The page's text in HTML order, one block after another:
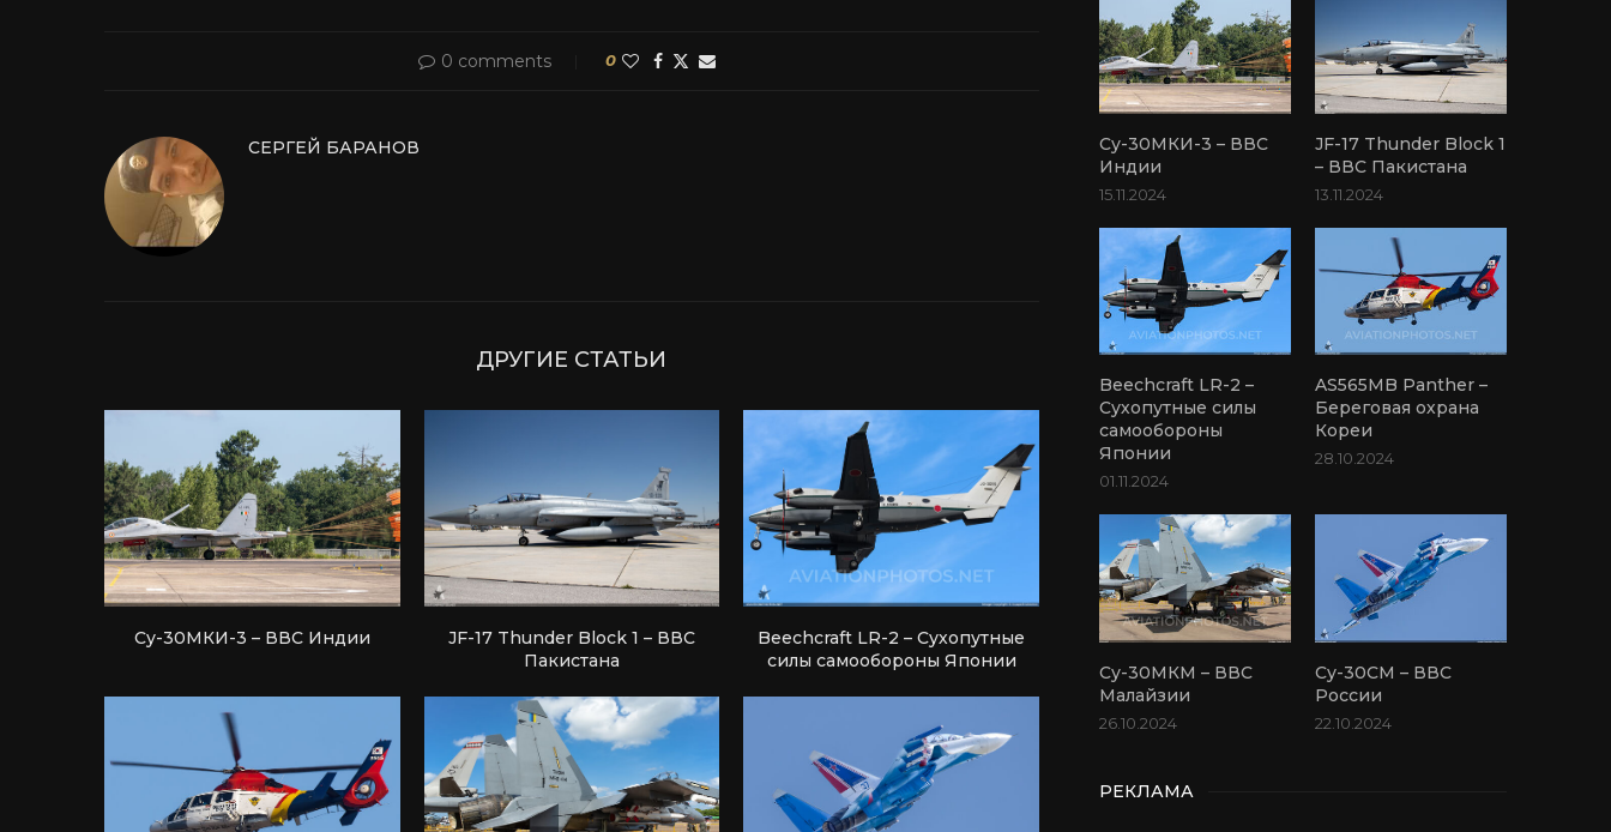
0 comments 0
СЕРГЕЙ БАРАНОВ
ДРУГИЕ СТАТЬИ
Су-30МКИ-3 – ВВС Индии
JF-17 Thunder Block 1 – ВВС
Пакистана
Beechcraft LR-2 – Сухопутные
силы самообороны Японии
Су-30МКИ-3 – ВВС
Индии
15.11.2024
JF-17 Thunder Block 1
– ВВС Пакистана
13.11.2024
Beechcraft LR-2 –
Сухопутные силы
самообороны
Японии
01.11.2024
AS565MB Panther –
Береговая охрана
Кореи
28.10.2024
Су-30МКМ – ВВС
Малайзии
26.10.2024
Су-30СМ – ВВС
России
22.10.2024
РЕКЛАМА